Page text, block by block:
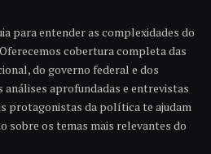
para entender as complexidades do
cobertura completa das
do governo federal e dos
análises aprofundadas e entrevistas
protagonistas da política te ajudam
sobre os temas mais relevantes do